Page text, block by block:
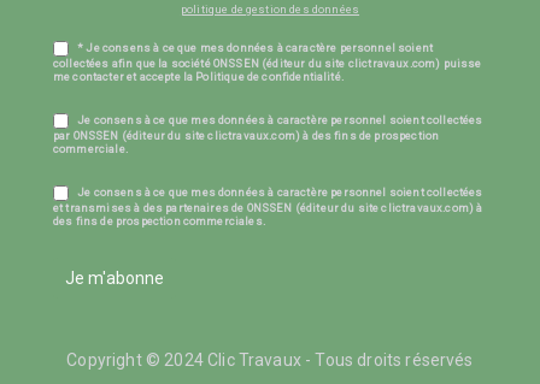
politique de gestion des données
* Je consens à ce que mes données à caractère personnel soient
collectées afin que la société ONSSEN (éditeur du site clictravaux.com) puisse
me contacter et accepte la Politique de confidentialité.
Je consens à ce que mes données à caractère personnel soient collectées
par ONSSEN (éditeur du site clictravaux.com) à des fins de prospection
commerciale.
Je consens à ce que mes données à caractère personnel soient collectées
et transmises à des partenaires de ONSSEN (éditeur du site clictravaux.com) à
des fins de prospection commerciales.
Je m'abonne
Copyright © 2024 Clic Travaux - Tous droits réservés